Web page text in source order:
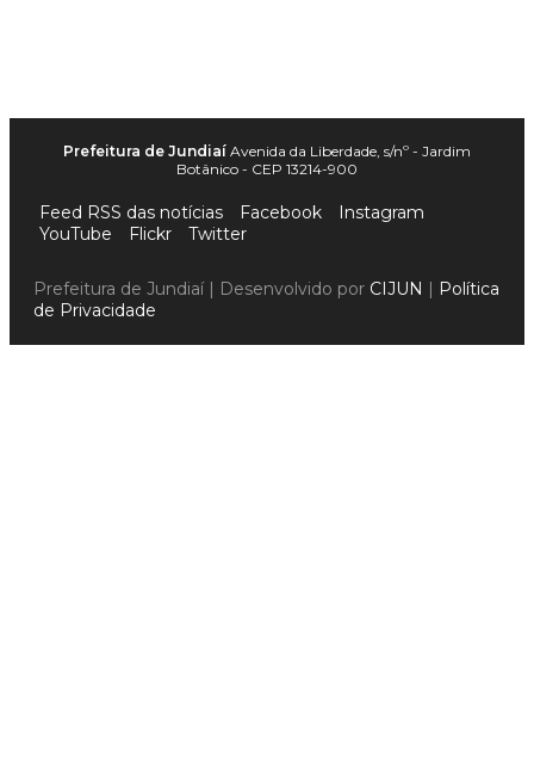
Prefeitura de Jundiaí Avenida da Liberdade, s/nº - Jardim
Botânico - CEP 13214-900
Feed RSS das notícias Facebook
Instagram
YouTube
Flickr Twitter
Prefeitura de Jundiaí | Desenvolvido por CIJUN | Política
de Privacidade